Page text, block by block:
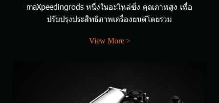
maXpeedingrods หนึ่งในอะไหล่ซิ่ง คุณภาพสูง เพื่อ
ปรับปรุงประสิทธิภาพเครื่องยนต์โดยรวม
View More >